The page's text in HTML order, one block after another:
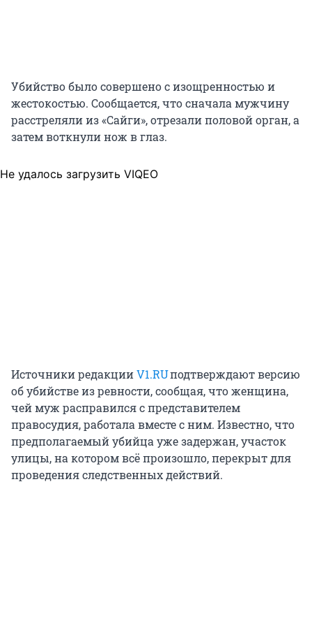
Убийство было совершено с изощренностью и
жестокостью. Сообщается, что сначала мужчину
расстреляли из «Сайги», отрезали половой орган, а
затем воткнули нож в глаз.
Не удалось загрузить VIQEO
Источники редакцииV1.RUподтверждают версию
об убийстве из ревности, сообщая, что женщина,
чей муж расправился с представителем
правосудия, работала вместе с ним. Известно, что
предполагаемый убийца уже задержан, участок
улицы, на котором всё произошло, перекрыт для
проведения следственных действий.